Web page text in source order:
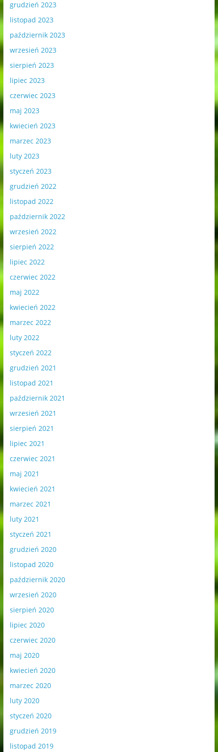
grudzień 2023
listopad 2023
październik 2023
wrzesień 2023
sierpień 2023
lipiec 2023
czerwiec 2023
maj 2023
kwiecień 2023
marzec 2023
luty 2023
styczeń 2023
grudzień 2022
listopad 2022
październik 2022
wrzesień 2022
sierpień 2022
lipiec 2022
czerwiec 2022
maj 2022
kwiecień 2022
marzec 2022
luty 2022
styczeń 2022
grudzień 2021
listopad 2021
październik 2021
wrzesień 2021
sierpień 2021
lipiec 2021
czerwiec 2021
maj 2021
kwiecień 2021
marzec 2021
luty 2021
styczeń 2021
grudzień 2020
listopad 2020
październik 2020
wrzesień 2020
sierpień 2020
lipiec 2020
czerwiec 2020
maj 2020
kwiecień 2020
marzec 2020
luty 2020
styczeń 2020
grudzień 2019
listopad 2019